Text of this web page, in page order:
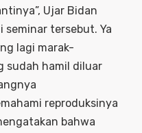
Ujar Bidan
seminar tersebut. Ya
lagi marak-
sudah hamil diluar
reproduksinya
bahwa